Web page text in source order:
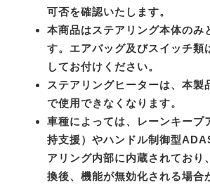
可否を確認いたします。
本商品はステアリング本体のみ
す。エアバッグ及びスイッチ類
してお付けください。
ステアリングヒーターは、本製
で使用できなくなります。
車種によっては、レーンキープ
持支援）やハンドル制御型
アリング内部に内蔵されており
換後、機能が無効化される場合